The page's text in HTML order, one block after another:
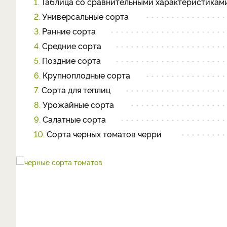
2. Универсальные сорта
3. Ранние сорта
4. Средние сорта
5. Поздние сорта
6. Крупноплодные сорта
7. Сорта для теплиц
8. Урожайные сорта
9. Салатные сорта
10. Сорта черных томатов черри